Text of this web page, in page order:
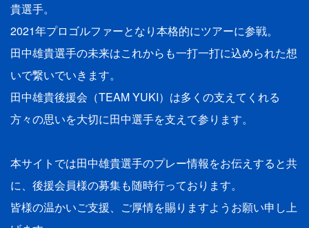
貴選手。
2021年プロゴルファーとなり本格的にツアーに参戦。
田中雄貴選手の未来はこれからも一打一打に込められた想
いで繋いでいきます。
田中雄貴後援会（TEAM YUKI）は多くの支えてくれる
方々の思いを大切に田中選手を支えて参ります。
本サイトでは田中雄貴選手のプレー情報をお伝えすると共
に、後援会員様の募集も随時行っております。
皆様の温かいご支援、ご厚情を賜りますようお願い申し上